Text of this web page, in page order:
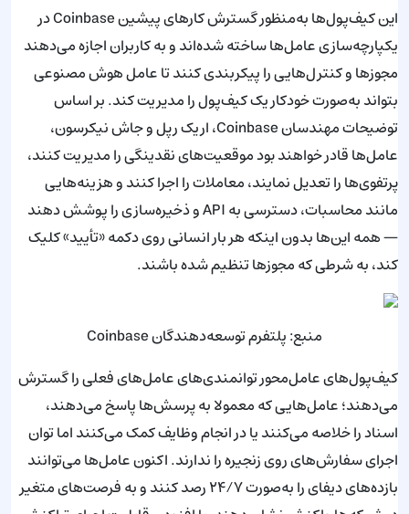
این کیف‌پول‌ها به‌منظور گسترش کارهای پیشین Coinbase در
یکپارچه‌سازی عامل‌ها ساخته شده‌اند و به کاربران اجازه می‌دهند
مجوزها و کنترل‌هایی را پیکربندی کنند تا عامل هوش مصنوعی
بتواند به‌صورت خودکار یک کیف‌پول را مدیریت کند. بر اساس
توضیحات مهندسان Coinbase، اریک رپل و جاش نیکرسون،
عامل‌ها قادر خواهند بود موقعیت‌های نقدینگی را مدیریت کنند،
پرتفوی‌ها را تعدیل نمایند، معاملات را اجرا کنند و هزینه‌هایی
مانند محاسبات، دسترسی به API و ذخیره‌سازی را پوشش دهند
— همه این‌ها بدون اینکه هر بار انسانی روی دکمه «تأیید» کلیک
کند، به شرطی که مجوزها تنظیم شده باشند.
منبع: پلتفرم توسعه‌دهندگان Coinbase
کیف‌پول‌های عامل‌محور توانمندی‌های عامل‌های فعلی را گسترش
می‌دهند؛ عامل‌هایی که معمولا به پرسش‌ها پاسخ می‌دهند،
اسناد را خلاصه می‌کنند یا در انجام وظایف کمک می‌کنند اما توان
اجرای سفارش‌های روی زنجیره را ندارند. اکنون عامل‌ها می‌توانند
بازده‌های دیفای را به‌صورت ۲۴/۷ رصد کنند و به فرصت‌های متغیر